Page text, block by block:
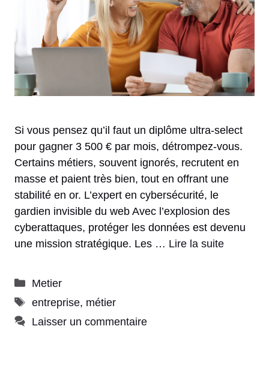
Si vous pensez qu’il faut un diplôme ultra-select
pour gagner 3 500 € par mois, détrompez-vous.
Certains métiers, souvent ignorés, recrutent en
masse et paient très bien, tout en offrant une
stabilité en or. L’expert en cybersécurité, le
gardien invisible du web Avec l’explosion des
cyberattaques, protéger les données est devenu
une mission stratégique. Les … Lire la suite
Catégories
Metier
Étiquettes
entreprise, métier
Laisser un commentaire